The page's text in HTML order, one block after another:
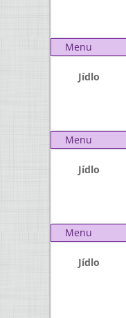
Menu
Jídlo
Menu
Jídlo
Menu
Jídlo